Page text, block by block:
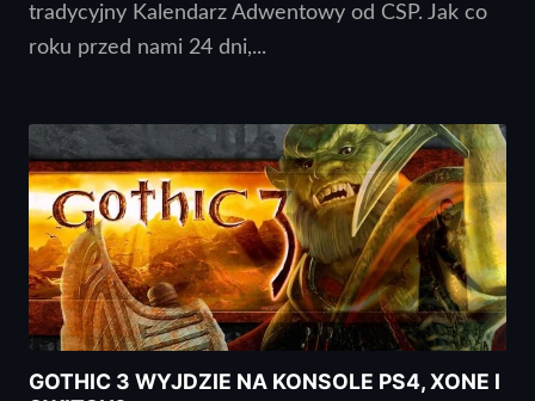
tradycyjny Kalendarz Adwentowy od CSP. Jak co
roku przed nami 24 dni,...
GOTHIC 3 WYJDZIE NA KONSOLE PS4, XONE I